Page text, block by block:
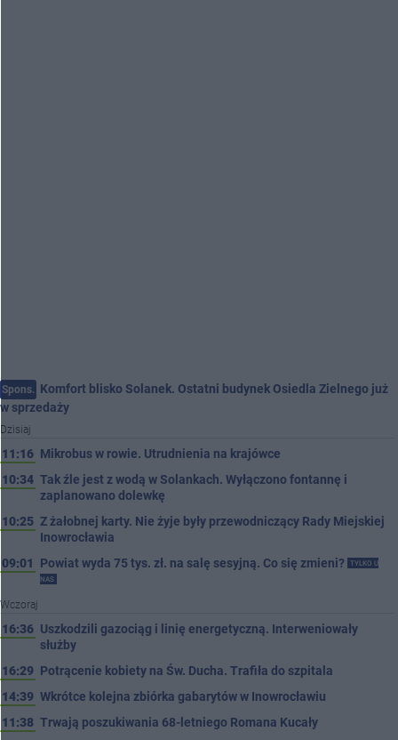
Spons. Komfort blisko Solanek. Ostatni budynek Osiedla Zielnego już
w sprzedaży
Dzisiaj
11:16 Mikrobus w rowie. Utrudnienia na krajówce
10:34 Tak źle jest z wodą w Solankach. Wyłączono fontannę i
zaplanowano dolewkę
10:25 Z żałobnej karty. Nie żyje były przewodniczący Rady Miejskiej
Inowrocławia
09:01
Powiat wyda 75 tys. zł. na salę sesyjną. Co się zmieni?
TYLKO U
NAS
Wczoraj
16:36 Uszkodzili gazociąg i linię energetyczną. Interweniowały
służby
16:29 Potrącenie kobiety na Św. Ducha. Trafiła do szpitala
14:39 Wkrótce kolejna zbiórka gabarytów w Inowrocławiu
11:38 Trwają poszukiwania 68-letniego Romana Kucały